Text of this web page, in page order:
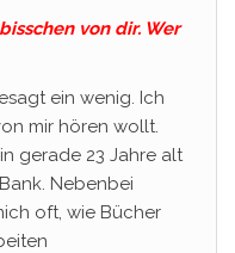
von dir. Wer
ein wenig. Ich
mir hören wollt.
gerade 23 Jahre alt
Nebenbei
oft, wie Bücher